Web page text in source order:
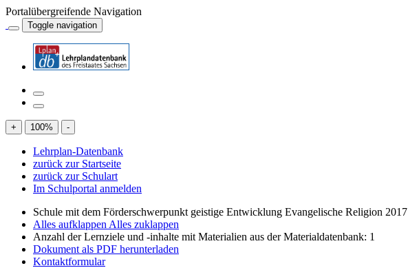
Portalübergreifende Navigation
Toggle navigation
+ 100% -
Lehrplan-Datenbank
zurück zur Startseite
zurück zur Schulart
Im Schulportal anmelden
Schule mit dem Förderschwerpunkt geistige Entwicklung Evangelische Religion 2017
Alles aufklappen Alles zuklappen
Anzahl der Lernziele und -inhalte mit Materialien aus der Materialdatenbank: 1
Dokument als PDF herunterladen
Kontaktformular